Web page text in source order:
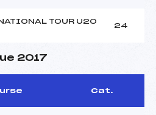
TOUR U20
24
2017
Cat.